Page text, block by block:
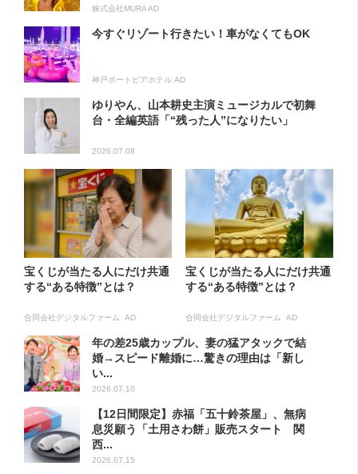
株式会社MURA AD
今すぐリゾート行きたい！車がなくてもOK
神戸ポートピアホテル AD
ゆりやん、山本耕史主演ミュージカルで初舞
台・全編英語「“残った人”になりたい」
2026.07.08
宝くじが当たる人にだけ共通
する“ある特徴”とは？
合同会社デジタルファーム AD
宝くじが当たる人にだけ共通
する“ある特徴”とは？
合同会社デジタルファーム AD
年の差25歳カップル、妻の猛アタックで結
婚→スピード離婚に…驚きの理由は「新し
い...
2026.07.10
【12日間限定】赤福「五十鈴茶屋」、無病
息災願う「土用さわ餅」販売スタート 関
西...
2026.07.15